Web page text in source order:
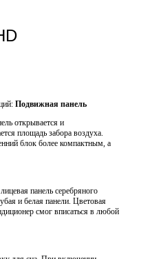
Подвижная панель
открывается и
площадь забора воздуха.
блок более компактным, а
панель серебряного
и белая панели. Цветовая
смог вписаться в любой